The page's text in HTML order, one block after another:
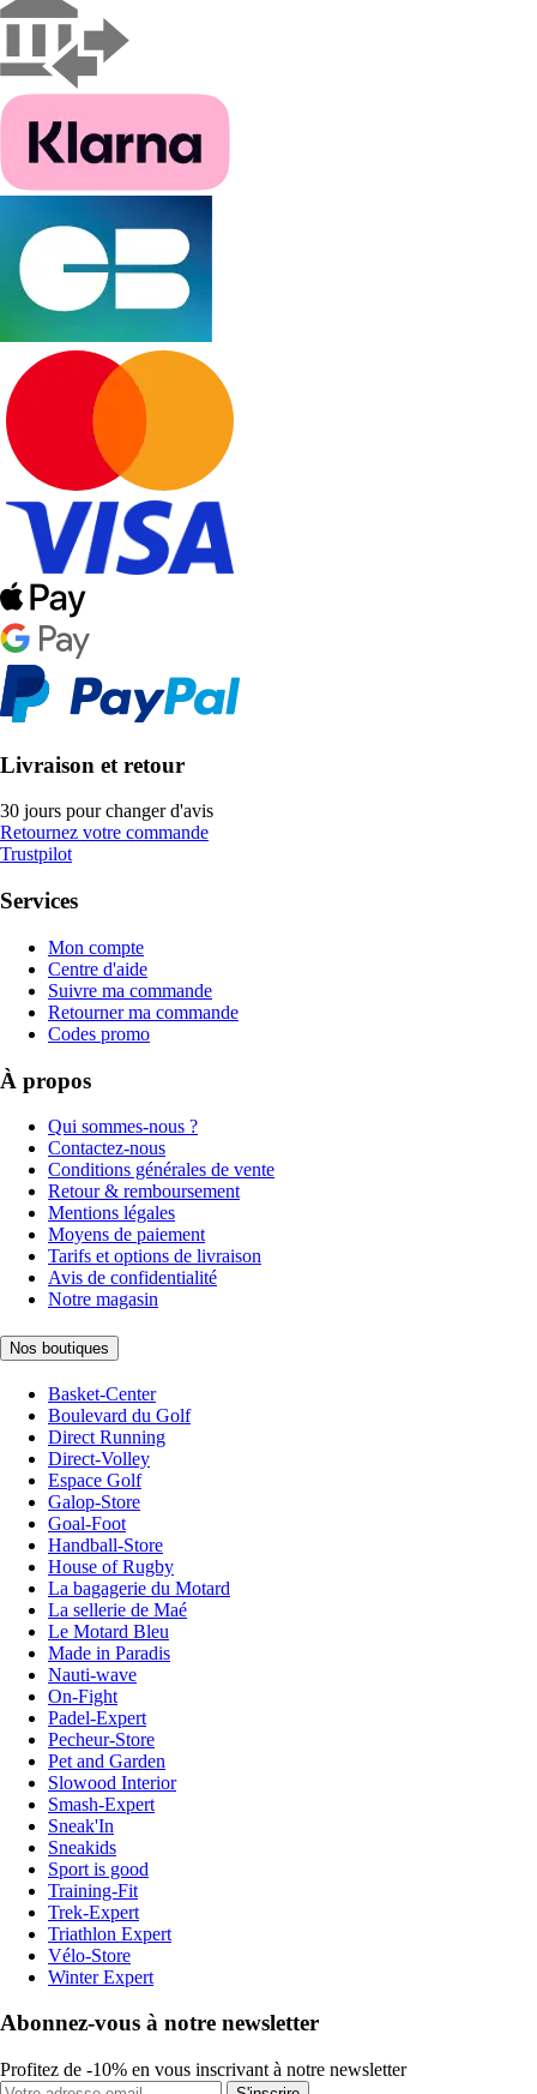
Livraison et retour
30 jours pour changer d'avis
Retournez votre commande
Trustpilot
Services
Mon compte
Centre d'aide
Suivre ma commande
Retourner ma commande
Codes promo
À propos
Qui sommes-nous ?
Contactez-nous
Conditions générales de vente
Retour & remboursement
Mentions légales
Moyens de paiement
Tarifs et options de livraison
Avis de confidentialité
Notre magasin
Nos boutiques
Basket-Center
Boulevard du Golf
Direct Running
Direct-Volley
Espace Golf
Galop-Store
Goal-Foot
Handball-Store
House of Rugby
La bagagerie du Motard
La sellerie de Maé
Le Motard Bleu
Made in Paradis
Nauti-wave
On-Fight
Padel-Expert
Pecheur-Store
Pet and Garden
Slowood Interior
Smash-Expert
Sneak'In
Sneakids
Sport is good
Training-Fit
Trek-Expert
Triathlon Expert
Vélo-Store
Winter Expert
Abonnez-vous à notre newsletter
Profitez de -10% en vous inscrivant à notre newsletter